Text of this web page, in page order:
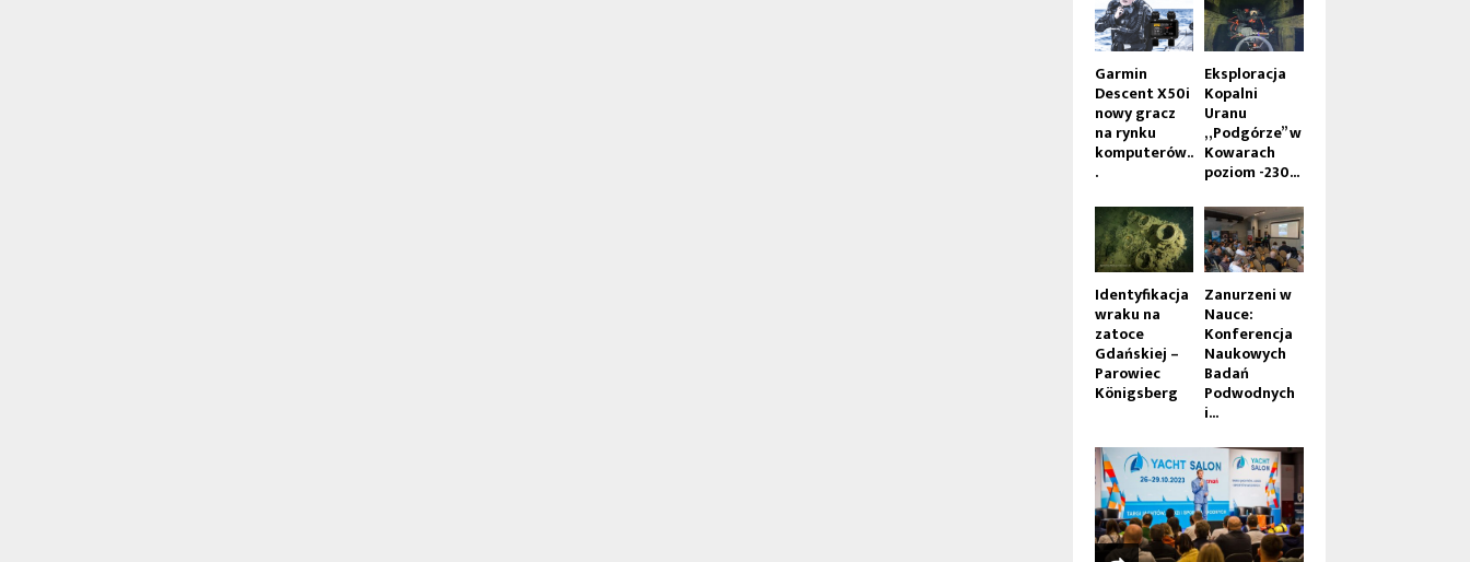
Garmin
Descent X50i
nowy gracz
na rynku
komputerów..
.
Eksploracja
Kopalni
Uranu
„Podgórze” w
Kowarach
poziom -230...
Identyfikacja
wraku na
zatoce
Gdańskiej –
Parowiec
Königsberg
Zanurzeni w
Nauce:
Konferencja
Naukowych
Badań
Podwodnych
i...